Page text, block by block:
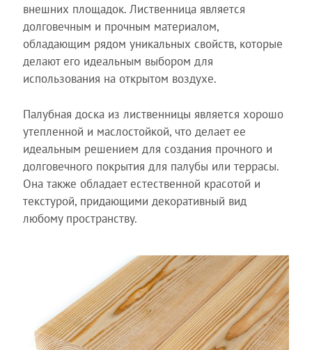
внешних площадок. Лиственница является
долговечным и прочным материалом,
обладающим рядом уникальных свойств, которые
делают его идеальным выбором для
использования на открытом воздухе.
Палубная доска из лиственницы является хорошо
утепленной и маслостойкой, что делает ее
идеальным решением для создания прочного и
долговечного покрытия для палубы или террасы.
Она также обладает естественной красотой и
текстурой, придающими декоративный вид
любому пространству.